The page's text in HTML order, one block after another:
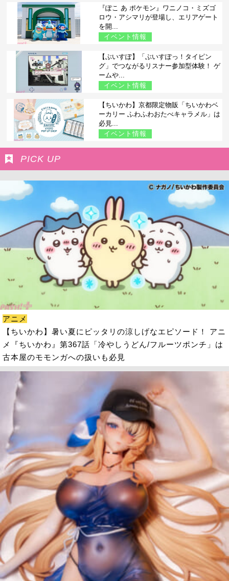
『ぽこ あ ポケモン』ワニノコ・ミズゴ
ロウ・アシマリが登場し、エリアゲート
を開...
イベント情報
【ぶいすぽ】「ぶいすぽっ！タイピン
グ」でつながるリスナー参加型体験！ ゲ
ームや...
イベント情報
【ちいかわ】京都限定物販「ちいかわベ
ーカリー ふわふわおたべキャラメル」は
必見...
イベント情報
PICK UP
アニメ
【ちいかわ】暑い夏にピッタリの涼しげなエピソード！ アニ
メ『ちいかわ』第367話「冷やしうどん/フルーツポンチ」は
古本屋のモモンガへの扱いも必見